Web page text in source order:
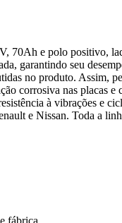
70Ah e polo positivo,
garantindo seu
no produto. Assim,
corrosiva nas placas
à vibrações e
e Nissan. Toda a